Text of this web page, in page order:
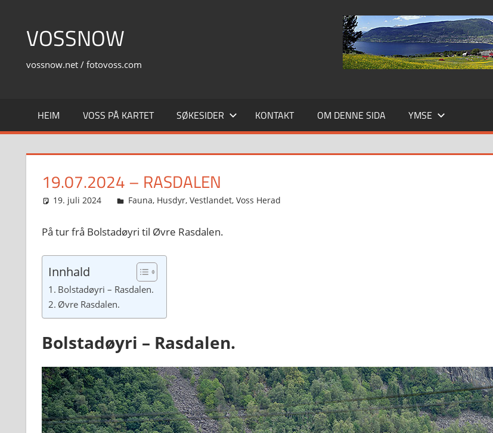
contentVOSSNOW
vossnow.net / fotovoss.com
HEIM VOSS PÅ KARTET SØKESIDER KONTAKT OM DENNE SIDA YMSE
19.07.2024 – RASDALEN
19. juli 2024 Svein
Fauna, Husdyr, Vestlandet, Voss Herad
På tur frå Bolstadøyri til Øvre Rasdalen.
Innhald
Bolstadøyri – Rasdalen.
Øvre Rasdalen.
Bolstadøyri – Rasdalen.